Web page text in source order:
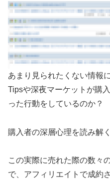
あまり見られたくない情報
Tipsや深夜マーケットが購
った行動をしているのか？
購入者の深層心理を読み解
この実際に売れた際の数々
で、アフィリエイトで成約